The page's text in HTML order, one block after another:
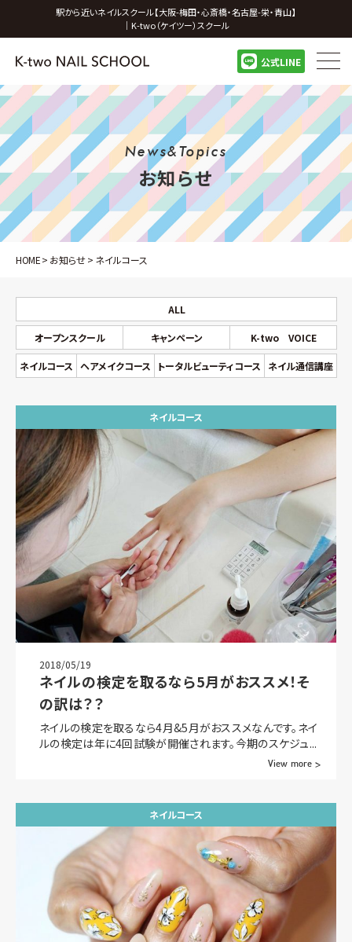
駅から近いネイルスクール【大阪-梅田・心斎橋・名古屋-栄・青山】
｜K-two（ケイツー）スクール
公式LINE
News&Topics
お知らせ
HOME> お知らせ> ネイルコース
ALL
オープンスクール キャンペーン K-two VOICE
ネイルコース ヘアメイクコース トータルビューティコース ネイル通信講座
ネイルコース
2018/05/19
ネイルの検定を取るなら5月がおススメ！そ
の訳は？？
ネイルの検定を取るなら4月&5月がおススメなんです。ネイ
ルの検定は年に4回試験が開催されます。今期のスケジュ...
View more >
ネイルコース